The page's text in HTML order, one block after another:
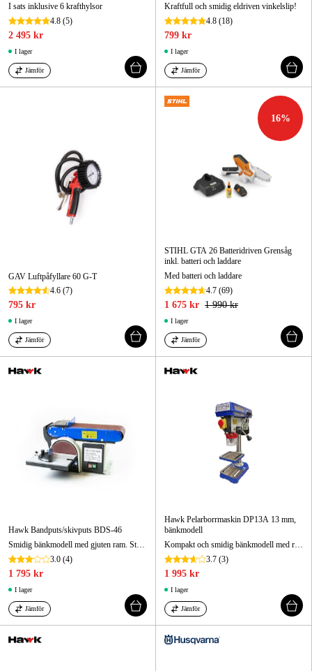
I sats inklusive 6 krafthylsor
4.8 (5)
2 495 kr
I lager
Jämför
Kraftfull och smidig eldriven vinkelslip!
4.8 (18)
799 kr
I lager
Jämför
GAV Luftpåfyllare 60 G-T
4.6 (7)
795 kr
I lager
Jämför
16%
STIHL GTA 26 Batteridriven Grensåg
inkl. batteri och laddare
Med batteri och laddare
4.7 (69)
1 675 kr 1 990 kr
I lager
Jämför
Hawk Bandputs/skivputs BDS-46
Smidig bänkmodell med gjuten ram. Ställbart slipband för både horisontell och vertikal slipning.
3.0 (4)
1 795 kr
I lager
Jämför
Hawk Pelarborrmaskin DP13A 13 mm,
bänkmodell
Kompakt och smidig bänkmodell med remdrift och fem (5) hastigheter. Idealisk för mindre arbeten.
3.7 (3)
1 995 kr
I lager
Jämför